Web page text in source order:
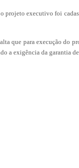
projeto executivo foi
que para execução do
a exigência da garantia